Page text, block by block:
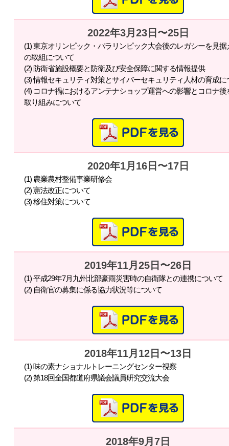
2022年3月23日〜25日
(1) 東京オリンピック・パラリンピック大会後のレガシーを見据
の取組について
(2) 防衛省施設概要と防衛及び安全保障に関する情報提供
(3) 情報セキュリティ対策とサイバーセキュリティ人材の育成に
(4) コロナ禍におけるアンテナショップ運営への影響とコロナ後
取り組みについて
2020年1月16日〜17日
(1) 農業農村整備事業研修会
(2) 憲法改正について
(3) 移住対策について
2019年11月25日〜26日
(1) 平成29年7月九州北部豪雨災害時の自衛隊との連携について
(2) 自衛官の募集に係る協力状況等について
2018年11月12日〜13日
(1) 味の素ナショナルトレーニングセンター視察
(2) 第18回全国都道府県議会議員研究交流大会
2018年9月7日